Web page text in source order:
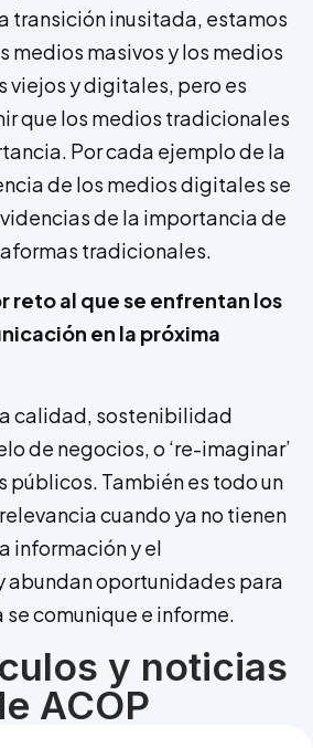
transición inusitada, estamos
medios masivos y los medios
viejos y digitales, pero es
que los medios tradicionales
Por cada ejemplo de la
de los medios digitales se
de la importancia de
tradicionales.
reto al que se enfrentan los
en la próxima
calidad, sostenibilidad
de negocios, o ‘re-ima­ginar’
públicos. También es todo un
cuando ya no tienen
información y el
abundan oportunidades para
comunique e informe.
y noticias
ACOP